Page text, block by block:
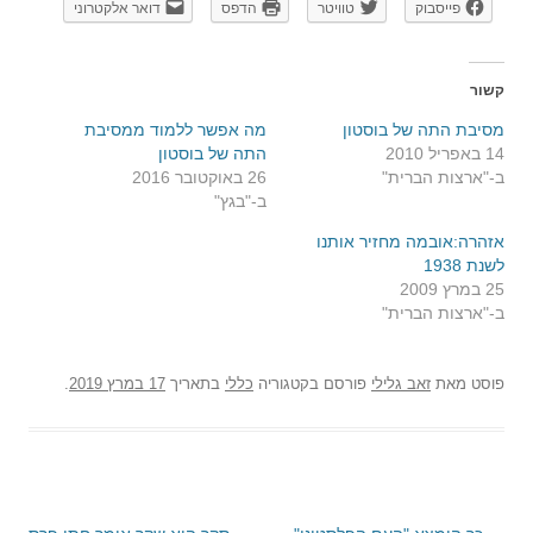
פייסבוק טוויטר הדפס דואר אלקטרוני
קשור
מסיבת התה של בוסטון
14 באפריל 2010
ב-"ארצות הברית"
מה אפשר ללמוד ממסיבת
התה של בוסטון
26 באוקטובר 2016
ב-"בגץ"
אזהרה:אובמה מחזיר אותנו
לשנת 1938
25 במרץ 2009
ב-"ארצות הברית"
פוסט מאת זאב גלילי פורסם בקטגוריה כללי בתאריך 17 במרץ 2019 .